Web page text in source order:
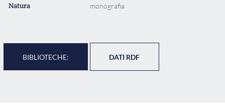
Natura monografia
BIBLIOTECHE: DATI RDF